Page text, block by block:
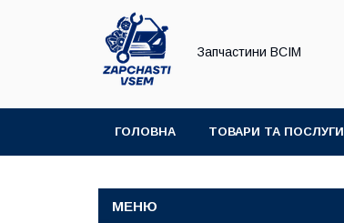
Запчастини ВСІМ
ГОЛОВНА ТОВАРИ ТА ПОСЛУГИ